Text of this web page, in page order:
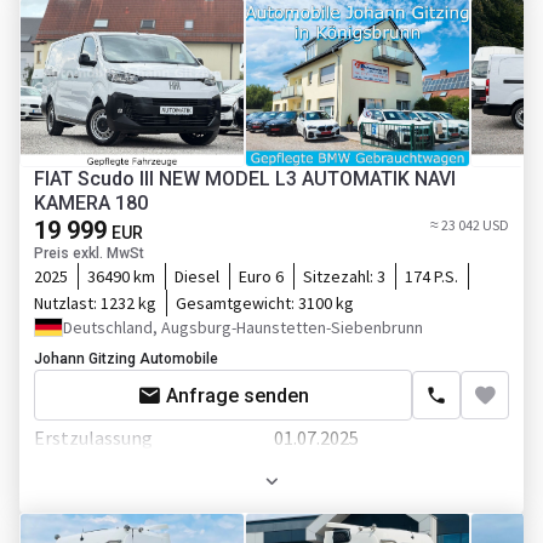
Gewicht
3033 kg
Gesamtgewicht
3500 kg
Länge
6990 mm
Breite
2300 mm
Höhe
2770 mm
Farbe
Motor/Antrieb
Kraftstoffart
Diesel
Zylinder im Motor
140 P.S.
Differentialsperre
Automatikgetriebe
Fahrgestell/Federung
FIAT Scudo III NEW MODEL L3 AUTOMATIK NAVI
KAMERA 180
19 999 EUR
Preis exkl. MwSt
≈ 23 042 USD
2025 36490 km Diesel Euro 6 Sitzezahl: 3
174 P.S.
Nutzlast: 1232 kg Gesamtgewicht: 3100 kg
Deutschland, Augsburg-Haunstetten-Siebenbrunn
Johann Gitzing Automobile
Anfrage senden
Erstzulassung
01.07.2025
1868 kg
Länge
5331 mm